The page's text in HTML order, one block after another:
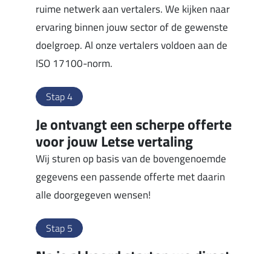
ruime netwerk aan vertalers. We kijken naar
ervaring binnen jouw sector of de gewenste
doelgroep. Al onze vertalers voldoen aan de
ISO 17100-norm.
Stap 4
Je ontvangt een scherpe offerte
voor jouw Letse vertaling
Wij sturen op basis van de bovengenoemde
gegevens een passende offerte met daarin
alle doorgegeven wensen!
Stap 5